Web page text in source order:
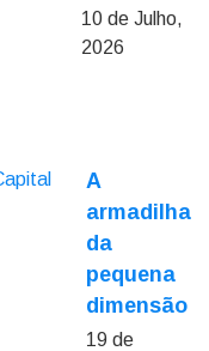
10 de Julho,
2026
A
armadilha
da
pequena
dimensão
19 de